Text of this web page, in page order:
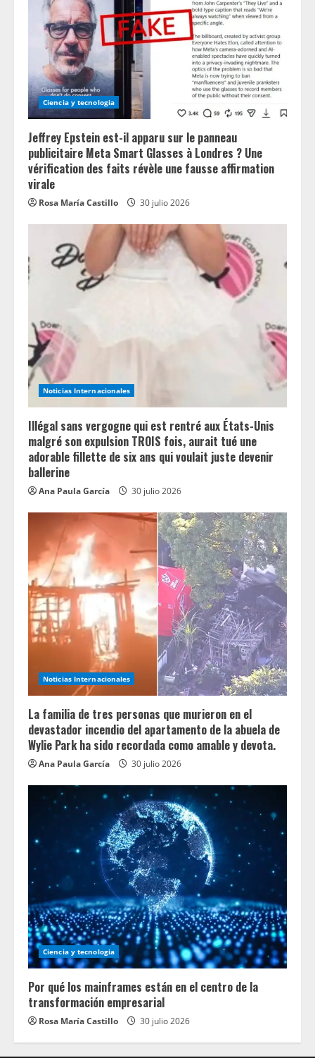
Ciencia y tecnologia
Jeffrey Epstein est-il apparu sur le panneau
publicitaire Meta Smart Glasses à Londres ? Une
vérification des faits révèle une fausse affirmation
virale
Rosa María Castillo 30 julio 2026
Noticias Internacionales
Illégal sans vergogne qui est rentré aux États-Unis
malgré son expulsion TROIS fois, aurait tué une
adorable fillette de six ans qui voulait juste devenir
ballerine
Ana Paula García 30 julio 2026
Noticias Internacionales
La familia de tres personas que murieron en el
devastador incendio del apartamento de la abuela de
Wylie Park ha sido recordada como amable y devota.
Ana Paula García 30 julio 2026
Ciencia y tecnologia
Por qué los mainframes están en el centro de la
transformación empresarial
Rosa María Castillo 30 julio 2026